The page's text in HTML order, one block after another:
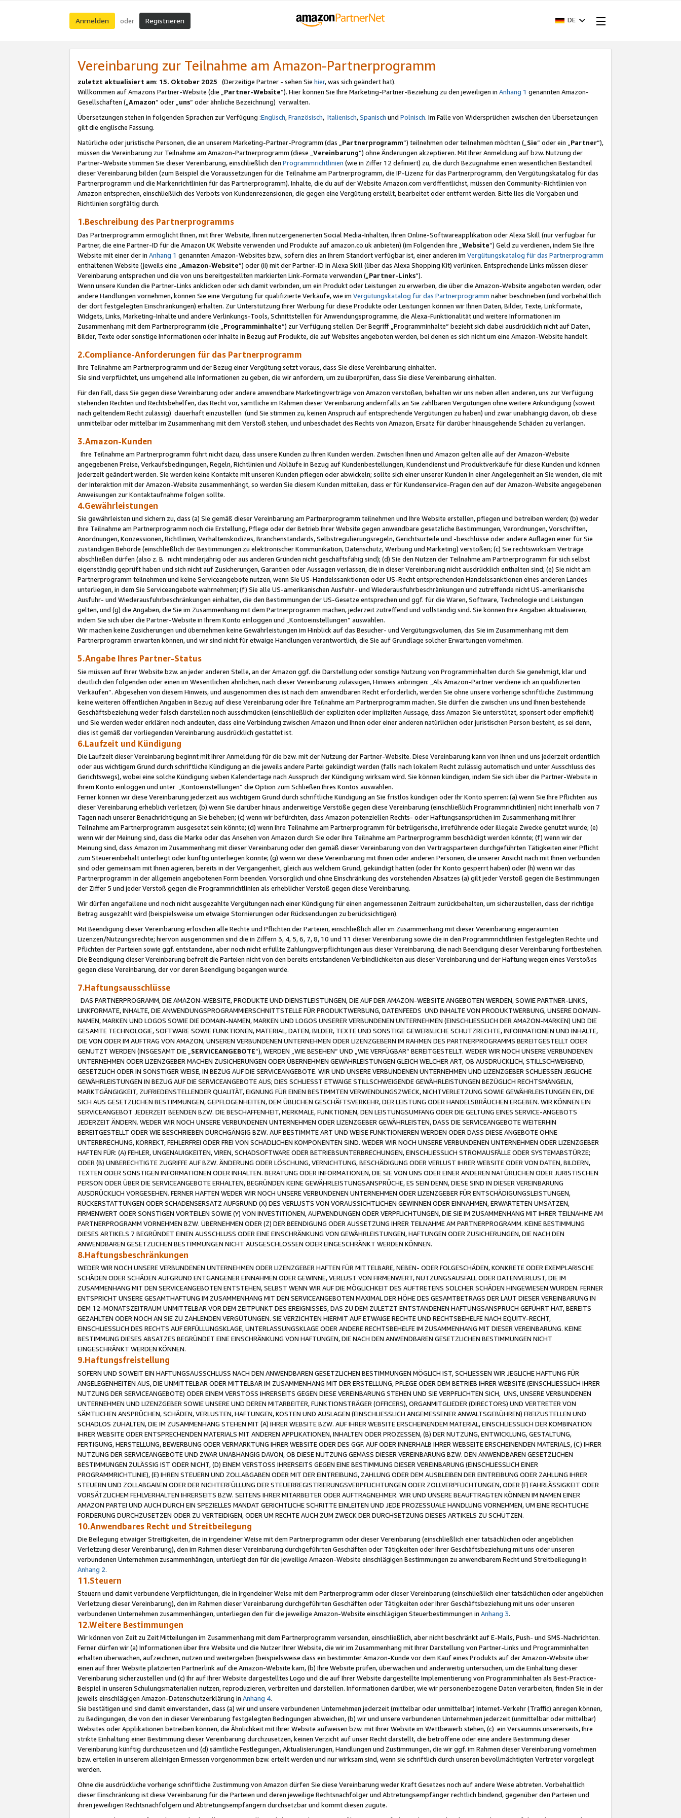
Anmelden oder Registrieren DE
Vereinbarung zur Teilnahme am Amazon-Partnerprogramm
zuletzt aktualisiert am: 15. Oktober 2025 (Derzeitige Partner - sehen Sie hier, was sich geändert hat).
Willkommen auf Amazons Partner-Website (die „Partner-Website“). Hier können Sie Ihre Marketing-Partner-Beziehung zu den jeweiligen in Anhang 1 genannten Amazon-
Gesellschaften („Amazon“ oder „uns“ oder ähnliche Bezeichnung) verwalten.
Übersetzungen stehen in folgenden Sprachen zur Verfügung :Englisch,Französisch, Italienisch,Spanisch und Polnisch. Im Falle von Widersprüchen zwischen den Übersetzungen
gilt die englische Fassung.
Natürliche oder juristische Personen, die an unserem Marketing-Partner-Programm (das „Partnerprogramm“) teilnehmen oder teilnehmen möchten („Sie“ oder ein „Partner“),
müssen die Vereinbarung zur Teilnahme am Amazon-Partnerprogramm (diese „Vereinbarung“) ohne Änderungen akzeptieren. Mit Ihrer Anmeldung auf bzw. Nutzung der
Partner-Website stimmen Sie dieser Vereinbarung, einschließlich den Programmrichtlinien (wie in Ziffer 12 definiert) zu, die durch Bezugnahme einen wesentlichen Bestandteil
dieser Vereinbarung bilden (zum Beispiel die Voraussetzungen für die Teilnahme am Partnerprogramm, die IP-Lizenz für das Partnerprogramm, den Vergütungskatalog für das
Partnerprogramm und die Markenrichtlinien für das Partnerprogramm). Inhalte, die du auf der Website Amazon.com veröffentlichst, müssen den Community-Richtlinien von
Amazon entsprechen, einschließlich des Verbots von Kundenrezensionen, die gegen eine Vergütung erstellt, bearbeitet oder entfernt werden. Bitte lies die Vorgaben und
Richtlinien sorgfältig durch.
1.Beschreibung des Partnerprogramms
Das Partnerprogramm ermöglicht Ihnen, mit Ihrer Website, Ihren nutzergenerierten Social Media-Inhalten, Ihren Online-Softwareapplikation oder Alexa Skill (nur verfügbar für
Partner, die eine Partner-ID für die Amazon UK Website verwenden und Produkte auf amazon.co.uk anbieten) (im Folgenden Ihre „ Website“) Geld zu verdienen, indem Sie Ihre
Website mit einer der in Anhang 1 genannten Amazon-Websites bzw., sofern dies an Ihrem Standort verfügbar ist, einer anderen im Vergütungskatalog für das Partnerprogramm
enthaltenen Website (jeweils eine „ Amazon-Website“) oder (ii) mit der Partner-ID in Alexa Skill (über das Alexa Shopping Kit) verlinken. Entsprechende Links müssen dieser
Vereinbarung entsprechen und die von uns bereitgestellten markierten Link-Formate verwenden („ Partner-Links“).
Wenn unsere Kunden die Partner-Links anklicken oder sich damit verbinden, um ein Produkt oder Leistungen zu erwerben, die über die Amazon-Website angeboten werden, oder
andere Handlungen vornehmen, können Sie eine Vergütung für qualifizierte Verkäufe, wie im Vergütungskatalog für das Partnerprogramm näher beschrieben (und vorbehaltlich
der dort festgelegten Einschränkungen) erhalten. Zur Unterstützung Ihrer Werbung für diese Produkte oder Leistungen können wir Ihnen Daten, Bilder, Texte, Linkformate,
Widgets, Links, Marketing-Inhalte und andere Verlinkungs-Tools, Schnittstellen für Anwendungsprogramme, die Alexa-Funktionalität und weitere Informationen im
Zusammenhang mit dem Partnerprogramm (die „ Programminhalte“) zur Verfügung stellen. Der Begriff „Programminhalte“ bezieht sich dabei ausdrücklich nicht auf Daten,
Bilder, Texte oder sonstige Informationen oder Inhalte in Bezug auf Produkte, die auf Websites angeboten werden, bei denen es sich nicht um eine Amazon-Website handelt.
2.Compliance-Anforderungen für das Partnerprogramm
Ihre Teilnahme am Partnerprogramm und der Bezug einer Vergütung setzt voraus, dass Sie diese Vereinbarung einhalten.
Sie sind verpflichtet, uns umgehend alle Informationen zu geben, die wir anfordern, um zu überprüfen, dass Sie diese Vereinbarung einhalten.
Für den Fall, dass Sie gegen diese Vereinbarung oder andere anwendbare Marketingverträge von Amazon verstoßen, behalten wir uns neben allen anderen, uns zur Verfügung
stehenden Rechten und Rechtsbehelfen, das Recht vor, sämtliche im Rahmen dieser Vereinbarung andernfalls an Sie zahlbaren Vergütungen ohne weitere Ankündigung (soweit
nach geltendem Recht zulässig) dauerhaft einzustellen (und Sie stimmen zu, keinen Anspruch auf entsprechende Vergütungen zu haben) und zwar unabhängig davon, ob diese
unmittelbar oder mittelbar im Zusammenhang mit dem Verstoß stehen, und unbeschadet des Rechts von Amazon, Ersatz für darüber hinausgehende Schäden zu verlangen.
3.Amazon-Kunden
Ihre Teilnahme am Partnerprogramm führt nicht dazu, dass unsere Kunden zu Ihren Kunden werden. Zwischen Ihnen und Amazon gelten alle auf der Amazon-Website
angegebenen Preise, Verkaufsbedingungen, Regeln, Richtlinien und Abläufe in Bezug auf Kundenbestellungen, Kundendienst und Produktverkäufe für diese Kunden und können
jederzeit geändert werden. Sie werden keine Kontakte mit unseren Kunden pflegen oder abwickeln; sollte sich einer unserer Kunden in einer Angelegenheit an Sie wenden, die mit
der Interaktion mit der Amazon-Website zusammenhängt, so werden Sie diesem Kunden mitteilen, dass er für Kundenservice-Fragen den auf der Amazon-Website angegebenen
Anweisungen zur Kontaktaufnahme folgen sollte.
4.Gewährleistungen
Sie gewährleisten und sichern zu, dass (a) Sie gemäß dieser Vereinbarung am Partnerprogramm teilnehmen und Ihre Website erstellen, pflegen und betreiben werden; (b) weder
Ihre Teilnahme am Partnerprogramm noch die Erstellung, Pflege oder der Betrieb Ihrer Website gegen anwendbare gesetzliche Bestimmungen, Verordnungen, Vorschriften,
Anordnungen, Konzessionen, Richtlinien, Verhaltenskodizes, Branchenstandards, Selbstregulierungsregeln, Gerichtsurteile und -beschlüsse oder andere Auflagen einer für Sie
zuständigen Behörde (einschließlich der Bestimmungen zu elektronischer Kommunikation, Datenschutz, Werbung und Marketing) verstoßen; (c) Sie rechtswirksam Verträge
abschließen dürfen (also z. B. nicht minderjährig oder aus anderen Gründen nicht geschäftsfähig sind); (d) Sie den Nutzen der Teilnahme am Partnerprogramm für sich selbst
eigenständig geprüft haben und sich nicht auf Zusicherungen, Garantien oder Aussagen verlassen, die in dieser Vereinbarung nicht ausdrücklich enthalten sind; (e) Sie nicht am
Partnerprogramm teilnehmen und keine Serviceangebote nutzen, wenn Sie US-Handelssanktionen oder US-Recht entsprechenden Handelssanktionen eines anderen Landes
unterliegen, in dem Sie Serviceangebote wahrnehmen; (f) Sie alle US-amerikanischen Ausfuhr- und Wiederausfuhrbeschränkungen und zutreffende nicht US-amerikanische
Ausfuhr- und Wiederausfuhrbeschränkungen einhalten, die den Bestimmungen der US-Gesetze entsprechen und ggf. für die Waren, Software, Technologie und Leistungen
gelten, und (g) die Angaben, die Sie im Zusammenhang mit dem Partnerprogramm machen, jederzeit zutreffend und vollständig sind. Sie können Ihre Angaben aktualisieren,
indem Sie sich über die Partner-Website in Ihrem Konto einloggen und „Kontoeinstellungen“ auswählen.
Wir machen keine Zusicherungen und übernehmen keine Gewährleistungen im Hinblick auf das Besucher- und Vergütungsvolumen, das Sie im Zusammenhang mit dem
Partnerprogramm erwarten können, und wir sind nicht für etwaige Handlungen verantwortlich, die Sie auf Grundlage solcher Erwartungen vornehmen.
5.Angabe Ihres Partner-Status
Sie müssen auf Ihrer Website bzw. an jeder anderen Stelle, an der Amazon ggf. die Darstellung oder sonstige Nutzung von Programminhalten durch Sie genehmigt, klar und
deutlich den folgenden oder einen im Wesentlichen ähnlichen, nach dieser Vereinbarung zulässigen, Hinweis anbringen: „Als Amazon-Partner verdiene ich an qualifizierten
Verkäufen“. Abgesehen von diesem Hinweis, und ausgenommen dies ist nach dem anwendbaren Recht erforderlich, werden Sie ohne unsere vorherige schriftliche Zustimmung
keine weiteren öffentlichen Angaben in Bezug auf diese Vereinbarung oder Ihre Teilnahme am Partnerprogramm machen. Sie dürfen die zwischen uns und Ihnen bestehende
Geschäftsbeziehung weder falsch darstellen noch ausschmücken (einschließlich der expliziten oder impliziten Aussage, dass Amazon Sie unterstützt, sponsert oder empfiehlt)
und Sie werden weder erklären noch andeuten, dass eine Verbindung zwischen Amazon und Ihnen oder einer anderen natürlichen oder juristischen Person besteht, es sei denn,
dies ist gemäß der vorliegenden Vereinbarung ausdrücklich gestattet ist.
6.Laufzeit und Kündigung
Die Laufzeit dieser Vereinbarung beginnt mit Ihrer Anmeldung für die bzw. mit der Nutzung der Partner-Website. Diese Vereinbarung kann von Ihnen und uns jederzeit ordentlich
oder aus wichtigem Grund durch schriftliche Kündigung an die jeweils andere Partei gekündigt werden (falls nach lokalem Recht zulässig automatisch und unter Ausschluss des
Gerichtswegs), wobei eine solche Kündigung sieben Kalendertage nach Ausspruch der Kündigung wirksam wird. Sie können kündigen, indem Sie sich über die Partner-Website in
Ihrem Konto einloggen und unter „Kontoeinstellungen“ die Option zum Schließen Ihres Kontos auswählen.
Ferner können wir diese Vereinbarung jederzeit aus wichtigem Grund durch schriftliche Kündigung an Sie fristlos kündigen oder Ihr Konto sperren: (a) wenn Sie Ihre Pflichten aus
dieser Vereinbarung erheblich verletzen; (b) wenn Sie darüber hinaus anderweitige Verstöße gegen diese Vereinbarung (einschließlich Programmrichtlinien) nicht innerhalb von 7
Tagen nach unserer Benachrichtigung an Sie beheben; (c) wenn wir befürchten, dass Amazon potenziellen Rechts- oder Haftungsansprüchen im Zusammenhang mit Ihrer
Teilnahme am Partnerprogramm ausgesetzt sein könnte; (d) wenn Ihre Teilnahme am Partnerprogramm für betrügerische, irreführende oder illegale Zwecke genutzt wurde; (e)
wenn wir der Meinung sind, dass die Marke oder das Ansehen von Amazon durch Sie oder Ihre Teilnahme am Partnerprogramm beschädigt werden könnte; (f) wenn wir der
Meinung sind, dass Amazon im Zusammenhang mit dieser Vereinbarung oder den gemäß dieser Vereinbarung von den Vertragsparteien durchgeführten Tätigkeiten einer Pflicht
zum Steuereinbehalt unterliegt oder künftig unterliegen könnte; (g) wenn wir diese Vereinbarung mit Ihnen oder anderen Personen, die unserer Ansicht nach mit Ihnen verbunden
sind oder gemeinsam mit Ihnen agieren, bereits in der Vergangenheit, gleich aus welchem Grund, gekündigt hatten (oder Ihr Konto gesperrt haben) oder (h) wenn wir das
Partnerprogramm in der allgemein angebotenen Form beenden. Vorsorglich und ohne Einschränkung des vorstehenden Absatzes (a) gilt jeder Verstoß gegen die Bestimmungen
der Ziffer 5 und jeder Verstoß gegen die Programmrichtlinien als erheblicher Verstoß gegen diese Vereinbarung.
Wir dürfen angefallene und noch nicht ausgezahlte Vergütungen nach einer Kündigung für einen angemessenen Zeitraum zurückbehalten, um sicherzustellen, dass der richtige
Betrag ausgezahlt wird (beispielsweise um etwaige Stornierungen oder Rücksendungen zu berücksichtigen).
Mit Beendigung dieser Vereinbarung erlöschen alle Rechte und Pflichten der Parteien, einschließlich aller im Zusammenhang mit dieser Vereinbarung eingeräumten
Lizenzen/Nutzungsrechte; hiervon ausgenommen sind die in Ziffern 3, 4, 5, 6, 7, 8, 10 und 11 dieser Vereinbarung sowie die in den Programmrichtlinien festgelegten Rechte und
Pflichten der Parteien sowie ggf. entstandene, aber noch nicht erfüllte Zahlungsverpflichtungen aus dieser Vereinbarung, die nach Beendigung dieser Vereinbarung fortbestehen.
Die Beendigung dieser Vereinbarung befreit die Parteien nicht von den bereits entstandenen Verbindlichkeiten aus dieser Vereinbarung und der Haftung wegen eines Verstoßes
gegen diese Vereinbarung, der vor deren Beendigung begangen wurde.
7.Haftungsausschlüsse
DAS PARTNERPROGRAMM, DIE AMAZON-WEBSITE, PRODUKTE UND DIENSTLEISTUNGEN, DIE AUF DER AMAZON-WEBSITE ANGEBOTEN WERDEN, SOWIE PARTNER-LINKS,
LINKFORMATE, INHALTE, DIE ANWENDUNGSPROGRAMMIERSCHNITTSTELLE FÜR PRODUKTWERBUNG, DATENFEEDS UND INHALTE VON PRODUKTWERBUNG, UNSERE DOMAIN-
NAMEN, MARKEN UND LOGOS SOWIE DIE DOMAIN-NAMEN, MARKEN UND LOGOS UNSERER VERBUNDENEN UNTERNEHMEN (EINSCHLIESSLICH DER AMAZON-MARKEN) UND DIE
GESAMTE TECHNOLOGIE, SOFTWARE SOWIE FUNKTIONEN, MATERIAL, DATEN, BILDER, TEXTE UND SONSTIGE GEWERBLICHE SCHUTZRECHTE, INFORMATIONEN UND INHALTE,
DIE VON ODER IM AUFTRAG VON AMAZON, UNSEREN VERBUNDENEN UNTERNEHMEN ODER LIZENZGEBERN IM RAHMEN DES PARTNERPROGRAMMS BEREITGESTELLT ODER
GENUTZT WERDEN (INSGESAMT DIE „ SERVICEANGEBOTE“), WERDEN „WIE BESEHEN“ UND „WIE VERFÜGBAR“ BEREITGESTELLT. WEDER WIR NOCH UNSERE VERBUNDENEN
UNTERNEHMEN ODER LIZENZGEBER MACHEN ZUSICHERUNGEN ODER ÜBERNEHMEN GEWÄHRLEISTUNGEN GLEICH WELCHER ART, OB AUSDRÜCKLICH, STILLSCHWEIGEND,
GESETZLICH ODER IN SONSTIGER WEISE, IN BEZUG AUF DIE SERVICEANGEBOTE. WIR UND UNSERE VERBUNDENEN UNTERNEHMEN UND LIZENZGEBER SCHLIESSEN JEGLICHE
GEWÄHRLEISTUNGEN IN BEZUG AUF DIE SERVICEANGEBOTE AUS; DIES SCHLIESST ETWAIGE STILLSCHWEIGENDE GEWÄHRLEISTUNGEN BEZÜGLICH RECHTSMÄNGELN,
MARKTGÄNGIGKEIT, ZUFRIEDENSTELLENDER QUALITÄT, EIGNUNG FÜR EINEN BESTIMMTEN VERWENDUNGSZWECK, NICHTVERLETZUNG SOWIE GEWÄHRLEISTUNGEN EIN, DIE
SICH AUS GESETZLICHEN BESTIMMUNGEN, GEPFLOGENHEITEN, DEM ÜBLICHEN GESCHÄFTSVERKEHR, DER LEISTUNG ODER HANDELSBRÄUCHEN ERGEBEN. WIR KÖNNEN EIN
SERVICEANGEBOT JEDERZEIT BEENDEN BZW. DIE BESCHAFFENHEIT, MERKMALE, FUNKTIONEN, DEN LEISTUNGSUMFANG ODER DIE GELTUNG EINES SERVICE-ANGEBOTS
JEDERZEIT ÄNDERN. WEDER WIR NOCH UNSERE VERBUNDENEN UNTERNEHMEN ODER LIZENZGEBER GEWÄHRLEISTEN, DASS DIE SERVICEANGEBOTE WEITERHIN
BEREITGESTELLT ODER WIE BESCHRIEBEN DURCHGÄNGIG BZW. AUF BESTIMMTE ART UND WEISE FUNKTIONIEREN WERDEN ODER DASS DIESE ANGEBOTE OHNE
UNTERBRECHUNG, KORREKT, FEHLERFREI ODER FREI VON SCHÄDLICHEN KOMPONENTEN SIND. WEDER WIR NOCH UNSERE VERBUNDENEN UNTERNEHMEN ODER LIZENZGEBER
HAFTEN FÜR: (A) FEHLER, UNGENAUIGKEITEN, VIREN, SCHADSOFTWARE ODER BETRIEBSUNTERBRECHUNGEN, EINSCHLIESSLICH STROMAUSFÄLLE ODER SYSTEMABSTÜRZE;
ODER (B) UNBERECHTIGTE ZUGRIFFE AUF BZW. ÄNDERUNG ODER LÖSCHUNG, VERNICHTUNG, BESCHÄDIGUNG ODER VERLUST IHRER WEBSITE ODER VON DATEN, BILDERN,
TEXTEN ODER SONSTIGEN INFORMATIONEN ODER INHALTEN. BERATUNG ODER INFORMATIONEN, DIE SIE VON UNS ODER EINER ANDEREN NATÜRLICHEN ODER JURISTISCHEN
PERSON ODER ÜBER DIE SERVICEANGEBOTE ERHALTEN, BEGRÜNDEN KEINE GEWÄHRLEISTUNGSANSPRÜCHE, ES SEIN DENN, DIESE SIND IN DIESER VEREINBARUNG
AUSDRÜCKLICH VORGESEHEN. FERNER HAFTEN WEDER WIR NOCH UNSERE VERBUNDENEN UNTERNEHMEN ODER LIZENZGEBER FÜR ENTSCHÄDIGUNGSLEISTUNGEN,
RÜCKERSTATTUNGEN ODER SCHADENSERSATZ AUFGRUND (X) DES VERLUSTS VON VORAUSSICHTLICHEN GEWINNEN ODER EINNAHMEN, ERWARTETEN UMSÄTZEN,
FIRMENWERT ODER SONSTIGEN VORTEILEN SOWIE (Y) VON INVESTITIONEN, AUFWENDUNGEN ODER VERPFLICHTUNGEN, DIE SIE IM ZUSAMMENHANG MIT IHRER TEILNAHME AM
PARTNERPROGRAMM VORNEHMEN BZW. ÜBERNEHMEN ODER (Z) DER BEENDIGUNG ODER AUSSETZUNG IHRER TEILNAHME AM PARTNERPROGRAMM. KEINE BESTIMMUNG
DIESES ARTIKELS 7 BEGRÜNDET EINEN AUSSCHLUSS ODER EINE EINSCHRÄNKUNG VON GEWÄHRLEISTUNGEN, HAFTUNGEN ODER ZUSICHERUNGEN, DIE NACH DEN
ANWENDBAREN GESETZLICHEN BESTIMMUNGEN NICHT AUSGESCHLOSSEN ODER EINGESCHRÄNKT WERDEN KÖNNEN.
8.Haftungsbeschränkungen
WEDER WIR NOCH UNSERE VERBUNDENEN UNTERNEHMEN ODER LIZENZGEBER HAFTEN FÜR MITTELBARE, NEBEN- ODER FOLGESCHÄDEN, KONKRETE ODER EXEMPLARISCHE
SCHÄDEN ODER SCHÄDEN AUFGRUND ENTGANGENER EINNAHMEN ODER GEWINNE, VERLUST VON FIRMENWERT, NUTZUNGSAUSFALL ODER DATENVERLUST, DIE IM
ZUSAMMENHANG MIT DEN SERVICEANGEBOTEN ENTSTEHEN, SELBST WENN WIR AUF DIE MÖGLICHKEIT DES AUFTRETENS SOLCHER SCHÄDEN HINGEWIESEN WURDEN. FERNER
ENTSPRICHT UNSERE GESAMTHAFTUNG IM ZUSAMMENHANG MIT DEN SERVICEANGEBOTEN MAXIMAL DER HÖHE DES GESAMTBETRAGS DER LAUT DIESER VEREINBARUNG IN
DEM 12-MONATSZEITRAUM UNMITTELBAR VOR DEM ZEITPUNKT DES EREIGNISSES, DAS ZU DEM ZULETZT ENTSTANDENEN HAFTUNGSANSPRUCH GEFÜHRT HAT, BEREITS
GEZAHLTEN ODER NOCH AN SIE ZU ZAHLENDEN VERGÜTUNGEN. SIE VERZICHTEN HIERMIT AUF ETWAIGE RECHTE UND RECHTSBEHELFE NACH EQUITY-RECHT,
EINSCHLIESSLICH DES RECHTS AUF ERFÜLLUNGSKLAGE, UNTERLASSUNGSKLAGE ODER ANDERE RECHTSBEHELFE IM ZUSAMMENHANG MIT DIESER VEREINBARUNG. KEINE
BESTIMMUNG DIESES ABSATZES BEGRÜNDET EINE EINSCHRÄNKUNG VON HAFTUNGEN, DIE NACH DEN ANWENDBAREN GESETZLICHEN BESTIMMUNGEN NICHT
EINGESCHRÄNKT WERDEN KÖNNEN.
9.Haftungsfreistellung
SOFERN UND SOWEIT EIN HAFTUNGSAUSSCHLUSS NACH DEN ANWENDBAREN GESETZLICHEN BESTIMMUNGEN MÖGLICH IST, SCHLIESSEN WIR JEGLICHE HAFTUNG FÜR
ANGELEGENHEITEN AUS, DIE UNMITTELBAR ODER MITTELBAR IM ZUSAMMENHANG MIT DER ERSTELLUNG, PFLEGE ODER DEM BETRIEB IHRER WEBSITE (EINSCHLIESSLICH IHRER
NUTZUNG DER SERVICEANGEBOTE) ODER EINEM VERSTOSS IHRERSEITS GEGEN DIESE VEREINBARUNG STEHEN UND SIE VERPFLICHTEN SICH, UNS, UNSERE VERBUNDENEN
UNTERNEHMEN UND LIZENZGEBER SOWIE UNSERE UND DEREN MITARBEITER, FUNKTIONSTRÄGER (OFFICERS), ORGANMITGLIEDER (DIRECTORS) UND VERTRETER VON
SÄMTLICHEN ANSPRÜCHEN, SCHÄDEN, VERLUSTEN, HAFTUNGEN, KOSTEN UND AUSLAGEN (EINSCHLIESSLICH ANGEMESSENER ANWALTSGEBÜHREN) FREIZUSTELLEN UND
SCHADLOS ZUHALTEN, DIE IM ZUSAMMENHANG STEHEN MIT (A) IHRER WEBSITE BZW. AUF IHRER WEBSITE ERSCHEINENDEM MATERIAL, EINSCHLIESSLICH DER KOMBINATION
IHRER WEBSITE ODER ENTSPRECHENDEN MATERIALS MIT ANDEREN APPLIKATIONEN, INHALTEN ODER PROZESSEN, (B) DER NUTZUNG, ENTWICKLUNG, GESTALTUNG,
FERTIGUNG, HERSTELLUNG, BEWERBUNG ODER VERMARKTUNG IHRER WEBSITE ODER DES GGF. AUF ODER INNERHALB IHRER WEBSEITE ERSCHEINENDEN MATERIALS, (C) IHRER
NUTZUNG DER SERVICEANGEBOTE UND ZWAR UNABHÄNGIG DAVON, OB DIESE NUTZUNG GEMÄSS DIESER VEREINBARUNG BZW. DEN ANWENDBAREN GESETZLICHEN
BESTIMMUNGEN ZULÄSSIG IST ODER NICHT, (D) EINEM VERSTOSS IHRERSEITS GEGEN EINE BESTIMMUNG DIESER VEREINBARUNG (EINSCHLIESSLICH EINER
PROGRAMMRICHTLINIE), (E) IHREN STEUERN UND ZOLLABGABEN ODER MIT DER EINTREIBUNG, ZAHLUNG ODER DEM AUSBLEIBEN DER EINTREIBUNG ODER ZAHLUNG IHRER
STEUERN UND ZOLLABGABEN ODER DER NICHTERFÜLLUNG DER STEUERREGISTRIERUNGSVERPFLICHTUNGEN ODER ZOLLVERPFLICHTUNGEN, ODER (F) FAHRLÄSSIGKEIT ODER
VORSÄTZLICHEM FEHLVERHALTEN IHRERSEITS BZW. SEITENS IHRER MITARBEITER ODER AUFTRAGNEHMER. WIR UND UNSERE BEAUFTRAGTEN KÖNNEN IM NAMEN EINER
AMAZON PARTEI UND AUCH DURCH EIN SPEZIELLES MANDAT GERICHTLICHE SCHRITTE EINLEITEN UND JEDE PROZESSUALE HANDLUNG VORNEHMEN, UM EINE RECHTLICHE
FORDERUNG DURCHZUSETZEN ODER ZU VERTEIDIGEN, ODER UM RECHTE AUCH ZUM ZWECK DER DURCHSETZUNG DIESES ARTIKELS ZU SCHÜTZEN.
10.Anwendbares Recht und Streitbeilegung
Die Beilegung etwaiger Streitigkeiten, die in irgendeiner Weise mit dem Partnerprogramm oder dieser Vereinbarung (einschließlich einer tatsächlichen oder angeblichen
Verletzung dieser Vereinbarung), den im Rahmen dieser Vereinbarung durchgeführten Geschäften oder Tätigkeiten oder Ihrer Geschäftsbeziehung mit uns oder unseren
verbundenen Unternehmen zusammenhängen, unterliegt den für die jeweilige Amazon-Website einschlägigen Bestimmungen zu anwendbarem Recht und Streitbeilegung in
Anhang 2.
11.Steuern
Steuern und damit verbundene Verpflichtungen, die in irgendeiner Weise mit dem Partnerprogramm oder dieser Vereinbarung (einschließlich einer tatsächlichen oder angeblichen
Verletzung dieser Vereinbarung), den im Rahmen dieser Vereinbarung durchgeführten Geschäften oder Tätigkeiten oder Ihrer Geschäftsbeziehung mit uns oder unseren
verbundenen Unternehmen zusammenhängen, unterliegen den für die jeweilige Amazon-Website einschlägigen Steuerbestimmungen in Anhang 3.
12.Weitere Bestimmungen
Wir können von Zeit zu Zeit Mitteilungen im Zusammenhang mit dem Partnerprogramm versenden, einschließlich, aber nicht beschränkt auf E-Mails, Push- und SMS-Nachrichten.
Ferner dürfen wir (a) Informationen über Ihre Website und die Nutzer Ihrer Website, die wir im Zusammenhang mit Ihrer Darstellung von Partner-Links und Programminhalten
erhalten überwachen, aufzeichnen, nutzen und weitergeben (beispielsweise dass ein bestimmter Amazon-Kunde vor dem Kauf eines Produkts auf der Amazon-Website über
einen auf Ihrer Website platzierten Partnerlink auf die Amazon-Website kam, (b) Ihre Website prüfen, überwachen und anderweitig untersuchen, um die Einhaltung dieser
Vereinbarung sicherzustellen und (c) Ihr auf Ihrer Website dargestelltes Logo und die auf Ihrer Website dargestellte Implementierung von Programminhalten als Best-Practice-
Beispiel in unseren Schulungsmaterialien nutzen, reproduzieren, verbreiten und darstellen. Informationen darüber, wie wir personenbezogene Daten verarbeiten, finden Sie in der
jeweils einschlägigen Amazon-Datenschutzerklärung in Anhang 4.
Sie bestätigen und sind damit einverstanden, dass (a) wir und unsere verbundenen Unternehmen jederzeit (mittelbar oder unmittelbar) Internet-Verkehr (Traffic) anregen können,
zu Bedingungen, die von den in dieser Vereinbarung festgelegten Bedingungen abweichen, (b) wir und unsere verbundenen Unternehmen jederzeit (unmittelbar oder mittelbar)
Websites oder Applikationen betreiben können, die Ähnlichkeit mit Ihrer Website aufweisen bzw. mit Ihrer Website im Wettbewerb stehen, (c) ein Versäumnis unsererseits, Ihre
strikte Einhaltung einer Bestimmung dieser Vereinbarung durchzusetzen, keinen Verzicht auf unser Recht darstellt, die betroffene oder eine andere Bestimmung dieser
Vereinbarung künftig durchzusetzen und (d) sämtliche Festlegungen, Aktualisierungen, Handlungen und Zustimmungen, die wir ggf. im Rahmen dieser Vereinbarung vornehmen
bzw. erteilen in unserem alleinigen Ermessen vorgenommen bzw. erteilt werden und nur wirksam sind, wenn sie schriftlich durch unseren bevollmächtigten Vertreter vorgelegt
werden.
Ohne die ausdrückliche vorherige schriftliche Zustimmung von Amazon dürfen Sie diese Vereinbarung weder Kraft Gesetzes noch auf andere Weise abtreten. Vorbehaltlich
dieser Einschränkung ist diese Vereinbarung für die Parteien und deren jeweilige Rechtsnachfolger und Abtretungsempfänger rechtlich bindend, gegenüber den Parteien und
ihren jeweiligen Rechtsnachfolgern und Abtretungsempfängern durchsetzbar und kommt diesen zugute.